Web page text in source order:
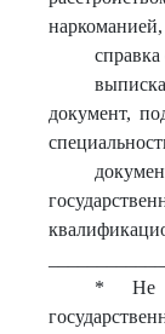
документ,
* Не